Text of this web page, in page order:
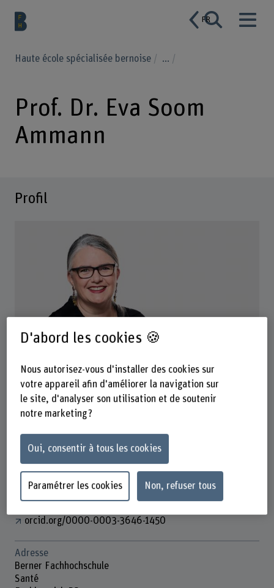
FR
Haute école spécialisée bernoise ...
Prof. Dr. Eva Soom
Ammann
Profil
Leiterin IF Psychosoziale Gesundheit
Contact
+41 31 848 35 59
Liens
orcid.org/0000-0003-3646-1450
Adresse
Berner Fachhochschule
Santé
D'abord les cookies 🍪
Nous autorisez-vous d'installer des cookies sur
votre appareil afin d'améliorer la navigation sur
le site, d'analyser son utilisation et de soutenir
notre marketing ?
Oui, consentir à tous les cookies
Paramétrer les cookies Non, refuser tous